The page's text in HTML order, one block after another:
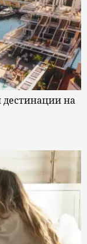
дестинации на